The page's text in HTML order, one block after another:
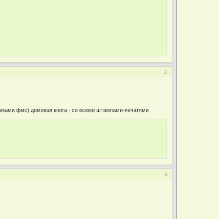
2
фмс) домовая книга - со всеми штампами-печатями
3